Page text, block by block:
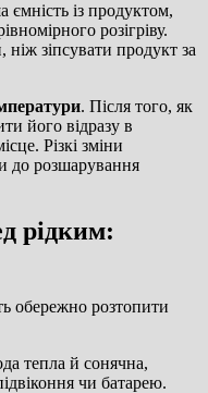
ємність із продуктом,
розігріву.
зіпсувати продукт за
. Після того, як
його відразу в
Різкі зміни
до розшарування
рідким:
обережно розтопити
тепла й сонячна,
чи батарею.